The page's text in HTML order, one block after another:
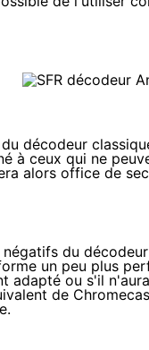
décodeur
à ceux qui ne
alors office de
du
un peu plus
adapté ou s'il
de
.